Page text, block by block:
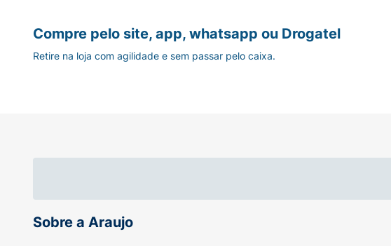
Facilita o manuseio com uma mão e
Hipoalergênica:Dermatologicamente testada para
Sobre a Araujo
Compre pelo site, app, whatsapp ou Drogatel
Retire na loja com agilidade e sem passar pelo caixa.